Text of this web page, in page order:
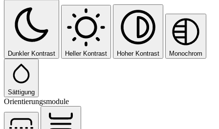
Dunkler Kontrast Heller Kontrast Hoher Kontrast Monochrom
Sättigung
Orientierungsmodule